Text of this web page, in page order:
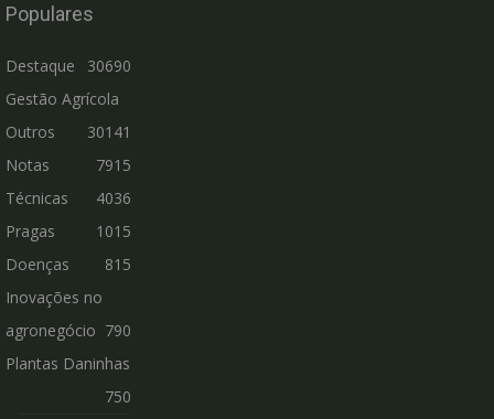
Populares
Destaque
30690
Gestão Agrícola
30141
Outros
7915
Notas
Técnicas
4036
Pragas
1015
Doenças
815
Inovações no
agronegócio 790
Plantas Daninhas
750